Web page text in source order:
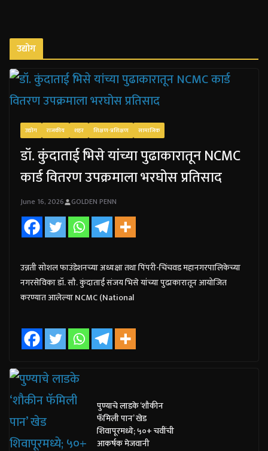
उद्योग
उद्योग राजकीय शहर शिक्षण-प्रशिक्षण सामाजिक
डॉ. कुंदाताई भिसे यांच्या पुढाकारातून NCMC
कार्ड वितरण उपक्रमाला भरघोस प्रतिसाद
June 16, 2026 GOLDEN PENN
उन्नती सोशल फाउंडेशनच्या अध्यक्षा तथा पिंपरी-चिंचवड महानगरपालिकेच्या
नगरसेविका डॉ. सौ. कुंदाताई संजय भिसे यांच्या पुढाकारातून आयोजित
करण्यात आलेल्या NCMC (National
पुण्याचे लाडके ‘शौकीन
फॅमिली पान’ खेड
शिवापूरमध्ये; ५०+ चवींची
आकर्षक मेजवानी